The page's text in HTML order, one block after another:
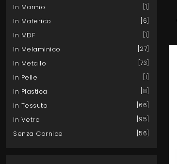
In Marmo 1
In Materico 6
In MDF 1
In Melaminico 27
In Metallo 73
In Pelle 1
In Plastica 8
In Tessuto 66
In Vetro 95
Senza Cornice 56